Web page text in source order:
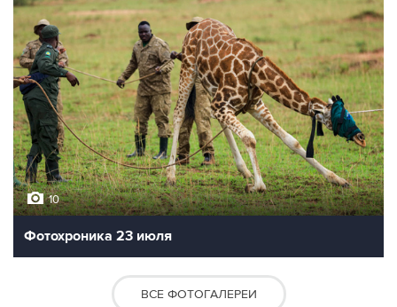
10
Фотохроника 23 июля
ВСЕ ФОТОГАЛЕРЕИ